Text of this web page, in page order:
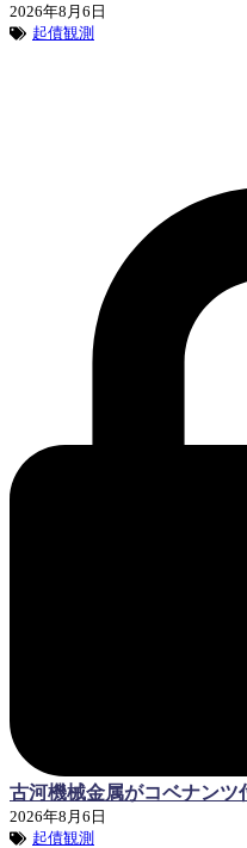
2026年8月6日
起債観測
古河機械金属がコベナンツ
2026年8月6日
起債観測